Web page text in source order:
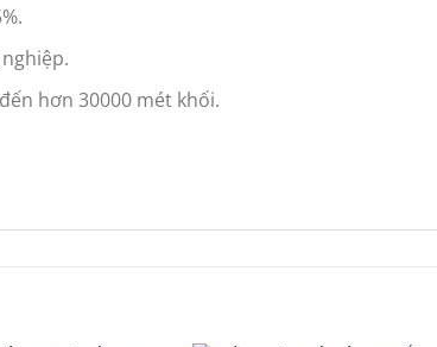
hơn 30000 mét khối.